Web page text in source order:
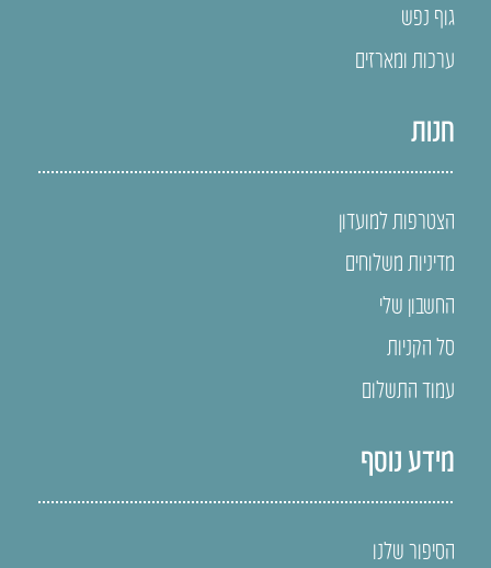
גוף נפש
ערכות ומארזים
חנות
הצטרפות למועדון
מדיניות משלוחים
החשבון שלי
סל הקניות
עמוד התשלום
מידע נוסף
הסיפור שלנו